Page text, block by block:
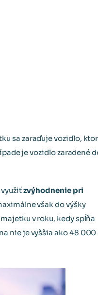
sa zaraďuje vozidlo,
je vozidlo zaradené
zvýhodnenie pri
však do výšky
v roku, kedy spĺňa
nie je vyššia ako 48 000